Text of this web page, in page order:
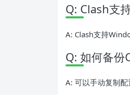
Q: Clash支
A: Clash支持
Q: 如何备份
A: 可以手动复制配